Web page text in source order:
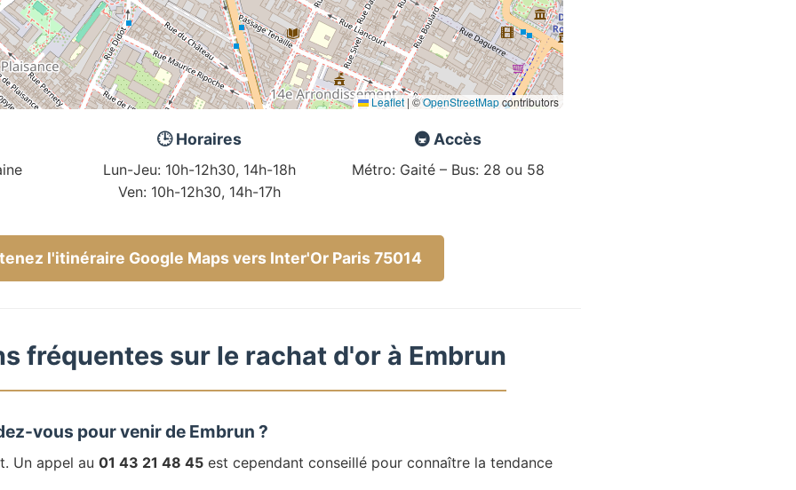
Leaflet | ©OpenStreetMapcontributors
🕒 Horaires
Lun-Jeu: 10h-12h30, 14h-18h
Ven: 10h-12h30, 14h-17h
🚇 Accès
Métro: Gaité – Bus: 28 ou 58
l'itinéraire Google Maps vers Inter'Or Paris 75014
fréquentes sur le rachat d'or à Embrun
vous pour venir de Embrun ?
Un appel au 01 43 21 48 45 est cependant conseillé pour connaître la tendance